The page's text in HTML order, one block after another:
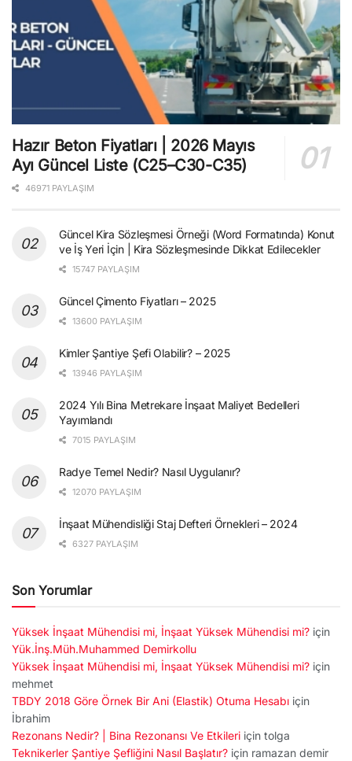
Hazır Beton Fiyatları | 2026 Mayıs
Ayı Güncel Liste (C25–C30-C35)
46971 PAYLAŞIM
Güncel Kira Sözleşmesi Örneği (Word Formatında) Konut
ve İş Yeri İçin | Kira Sözleşmesinde Dikkat Edilecekler
15747 PAYLAŞIM
Güncel Çimento Fiyatları – 2025
13600 PAYLAŞIM
Kimler Şantiye Şefi Olabilir? – 2025
13946 PAYLAŞIM
2024 Yılı Bina Metrekare İnşaat Maliyet Bedelleri
Yayımlandı
7015 PAYLAŞIM
Radye Temel Nedir? Nasıl Uygulanır?
12070 PAYLAŞIM
İnşaat Mühendisliği Staj Defteri Örnekleri – 2024
6327 PAYLAŞIM
Son Yorumlar
Yüksek İnşaat Mühendisi mi, İnşaat Yüksek Mühendisi mi? için
Yük.İnş.Müh.Muhammed Demirkollu
Yüksek İnşaat Mühendisi mi, İnşaat Yüksek Mühendisi mi? için
mehmet
TBDY 2018 Göre Örnek Bir Ani (Elastik) Otuma Hesabı için
İbrahim
Rezonans Nedir? | Bina Rezonansı Ve Etkileri için tolga
Teknikerler Şantiye Şefliğini Nasıl Başlatır? için ramazan demir